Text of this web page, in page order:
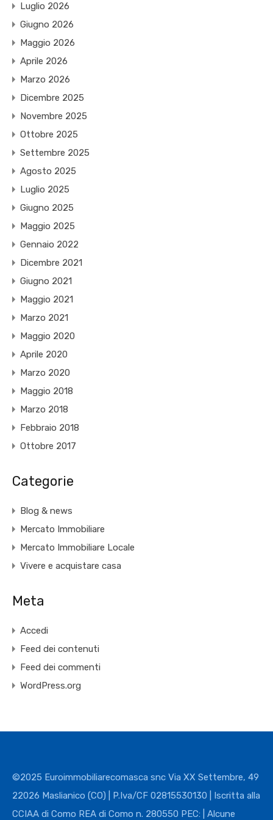
Luglio 2026
Giugno 2026
Maggio 2026
Aprile 2026
Marzo 2026
Dicembre 2025
Novembre 2025
Ottobre 2025
Settembre 2025
Agosto 2025
Luglio 2025
Giugno 2025
Maggio 2025
Gennaio 2022
Dicembre 2021
Giugno 2021
Maggio 2021
Marzo 2021
Maggio 2020
Aprile 2020
Marzo 2020
Maggio 2018
Marzo 2018
Febbraio 2018
Ottobre 2017
Categorie
Blog & news
Mercato Immobiliare
Mercato Immobiliare Locale
Vivere e acquistare casa
Meta
Accedi
Feed dei contenuti
Feed dei commenti
WordPress.org
©2025 Euroimmobiliarecomasca snc Via XX Settembre, 49
22026 Maslianico (CO) | P.Iva/CF 02815530130 | Iscritta alla
CCIAA di Como REA di Como n. 280550 PEC: | Alcune